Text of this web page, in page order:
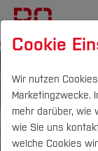
Campus
Cookie
Wir nutzen
Marketingzwecke.
mehr darüber, wie
wie Sie uns
welche Cookies